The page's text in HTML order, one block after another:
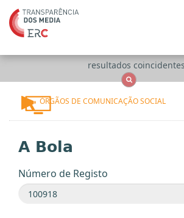
resultados coincidentes
ÓRGÃOS DE COMUNICAÇÃO SOCIAL
A Bola
Número de Registo